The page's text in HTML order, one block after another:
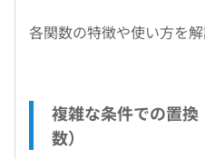
各関数の特徴や使い方を解
複雑な条件での置換
数）